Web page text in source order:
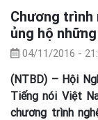
Chương trình
ủng hộ
04/11/2016 -
(NTBD) – Hội
Tiếng nói Việt
chương trình